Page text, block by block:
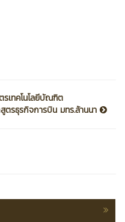
รเทคโนโลยีบัณฑิต
ตรธุรกิจการบิน มทร.ล้านนา